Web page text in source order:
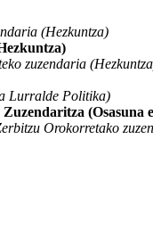
(Hezkuntza)
zuzendaria
Lurralde Politika)
(Osasuna
Orokorretako